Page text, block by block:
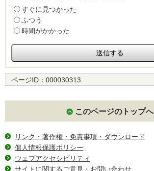
すぐに見つかった
ふつう
時間がかかった
ページID： 000030313
このページのトップへ
リンク・著作権・免責事項・ダウンロード
個人情報保護ポリシー
ウェブアクセシビリティ
サイトに関するご意見・お問い合わせ